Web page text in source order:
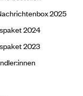
2025
2024
2023